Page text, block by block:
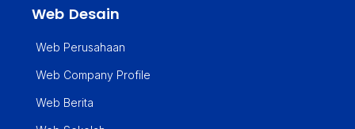
Web Desain
Web Perusahaan
Web Company Profile
Web Berita